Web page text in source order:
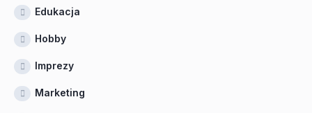
Edukacja
Hobby
Imprezy
Marketing